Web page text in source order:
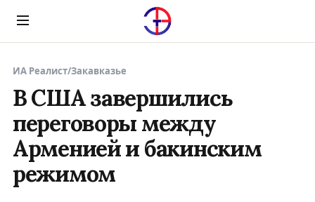
Menu
ИА Реалист/Закавказье
В США завершились
переговоры между
Арменией и бакинским
режимом